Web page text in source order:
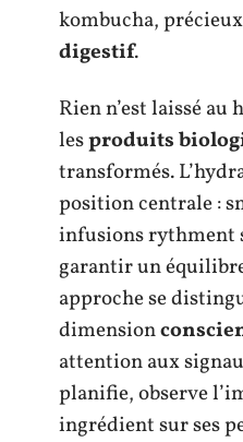
kombucha,
digestif.
Rien n’est laissé
lesproduits
transformés.
position centrale :
infusions rythment
garantir un
approche se
dimension
attention aux
planifie, observe
ingrédient sur ses